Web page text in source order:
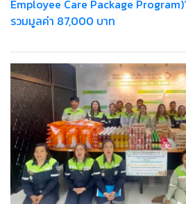
Employee Care Package
รวมมูลค่า 87,000 บาท